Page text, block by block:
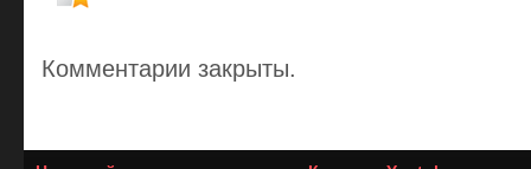
Комментарии закрыты.